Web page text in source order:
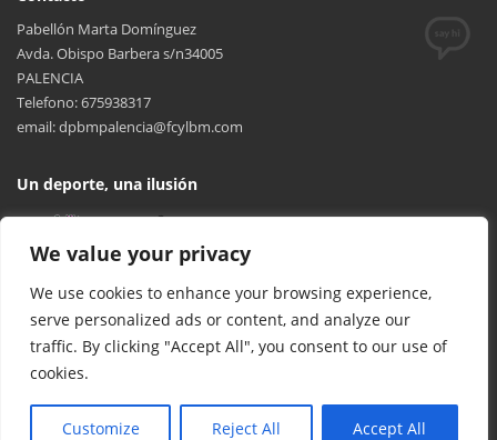
We value your privacy
We use cookies to enhance your browsing experience,
serve personalized ads or content, and analyze our
traffic. By clicking "Accept All", you consent to our use of
cookies.
Customize Reject All Accept All
Pabellón Marta Domínguez
Avda. Obispo Barbera s/n34005
PALENCIA
Telefono: 675938317
email: dpbmpalencia@fcylbm.com
Un deporte, una ilusión
León. Todos los derechos reservados. Desarrollado por
TOOOLS